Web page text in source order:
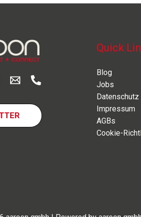
Quick
Blog
Jobs
Datenschutz
Impressum
AGBs
Cookie-